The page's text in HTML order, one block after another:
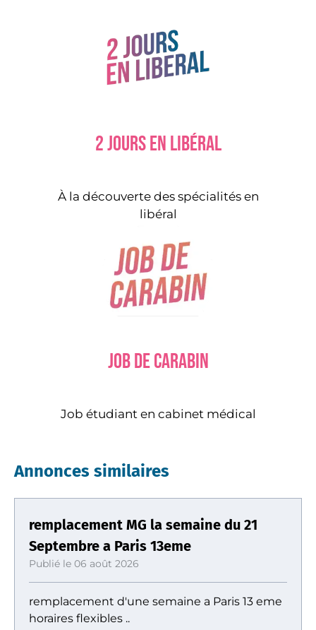
2 jours en libéral
À la découverte des spécialités en
libéral
Job de carabin
Job étudiant en cabinet médical
Annonces similaires
remplacement MG la semaine du 21
Septembre a Paris 13eme
Publié le 06 août 2026
remplacement d'une semaine a Paris 13 eme
horaires flexibles ..